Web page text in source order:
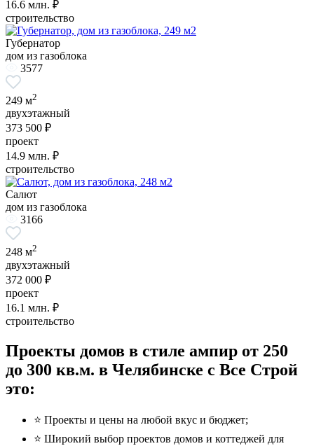
16.6 млн. ₽
строительство
Губернатор
дом из газоблока
3577
249 м2
двухэтажный
373 500 ₽
проект
14.9 млн. ₽
строительство
Салют
дом из газоблока
3166
248 м2
двухэтажный
372 000 ₽
проект
16.1 млн. ₽
строительство
Проекты домов в стиле ампир от 250
до 300 кв.м. в Челябинске с Все Строй
это:
⭐️ Проекты и цены на любой вкус и бюджет;
⭐️ Широкий выбор проектов домов и коттеджей для